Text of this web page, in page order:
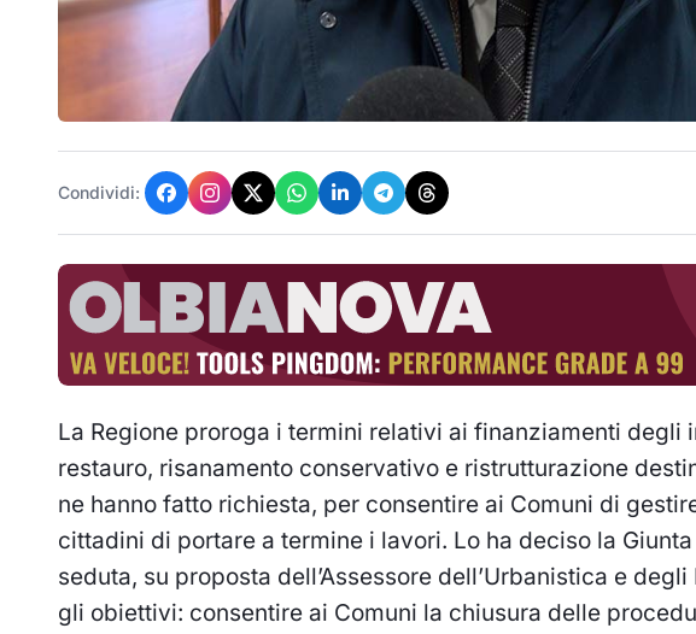
Condividi:
La Regione proroga i termini relativi ai finanziamenti degli
restauro, risanamento conservativo e ristrutturazione
ne hanno fatto richiesta, per consentire ai Comuni di
cittadini di portare a termine i lavori. Lo ha deciso la
seduta, su proposta dell’Assessore dell’Urbanistica e
gli obiettivi: consentire ai Comuni la chiusura delle